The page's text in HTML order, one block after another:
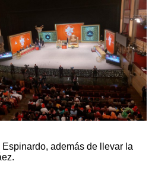
además de llevar la